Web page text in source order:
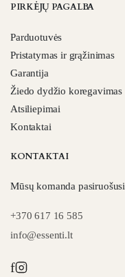
PIRKĖJŲ PAGALBA
Parduotuvės
Pristatymas ir grąžinimas
Garantija
Žiedo dydžio koregavimas
Atsiliepimai
Kontaktai
KONTAKTAI
Mūsų komanda
+370 617 16 585
info@essenti.lt
f